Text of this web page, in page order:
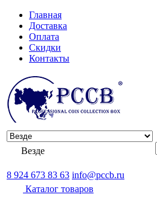
Главная
Доставка
Оплата
Скидки
Контакты
Везде
8 924 673 83 63 info@pccb.ru
Каталог товаров